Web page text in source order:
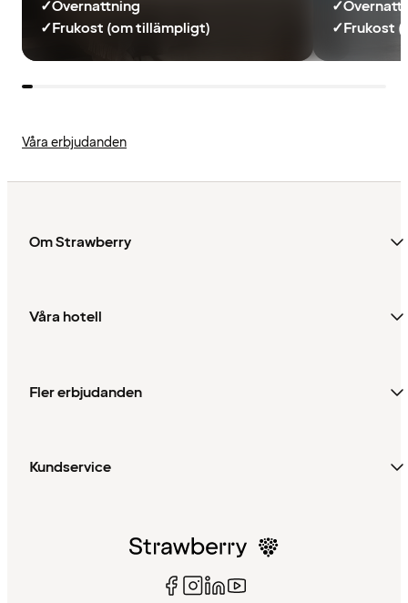
✓Övernattning
✓Frukost (om tillämpligt)
✓
✓Frukost
Våra erbjudanden
Om Strawberry
Våra hotell
Fler erbjudanden
Kundservice